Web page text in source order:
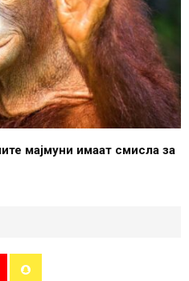
мајмуни имаат смисла за